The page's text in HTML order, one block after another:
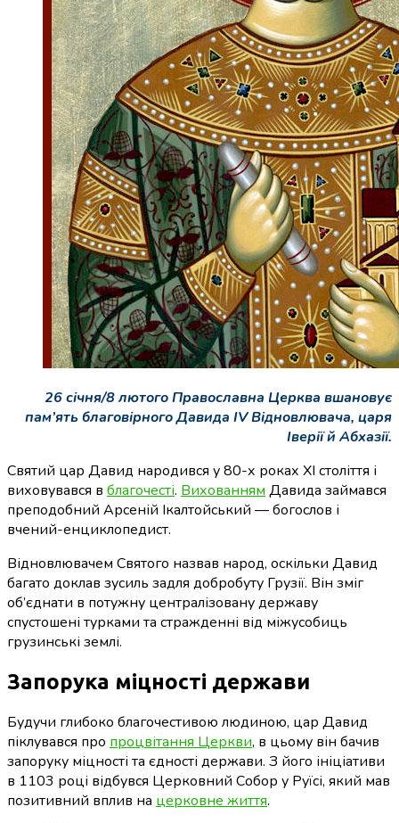
26 січня/8 лютого Православна Церква вшановує
пам’ять благовірного Давида IV Відновлювача, царя
Іверії й Абхазії.
Святий цар Давид народився у 80-х роках ХІ століття і
виховувався в благочесті. Вихованням Давида займався
преподобний Арсеній Ікалтойський — богослов і
вчений-енциклопедист.
Відновлювачем Святого назвав народ, оскільки Давид
багато доклав зусиль задля добробуту Грузії. Він зміг
об’єднати в потужну централізовану державу
спустошені турками та стражденні від міжусобиць
грузинські землі.
Запорука міцності держави
Будучи глибоко благочестивою людиною, цар Давид
піклувався про процвітання Церкви, в цьому він бачив
запоруку міцності та єдності держави. З його ініціативи
в 1103 році відбувся Церковний Собор у Руїсі, який мав
позитивний вплив на церковне життя.